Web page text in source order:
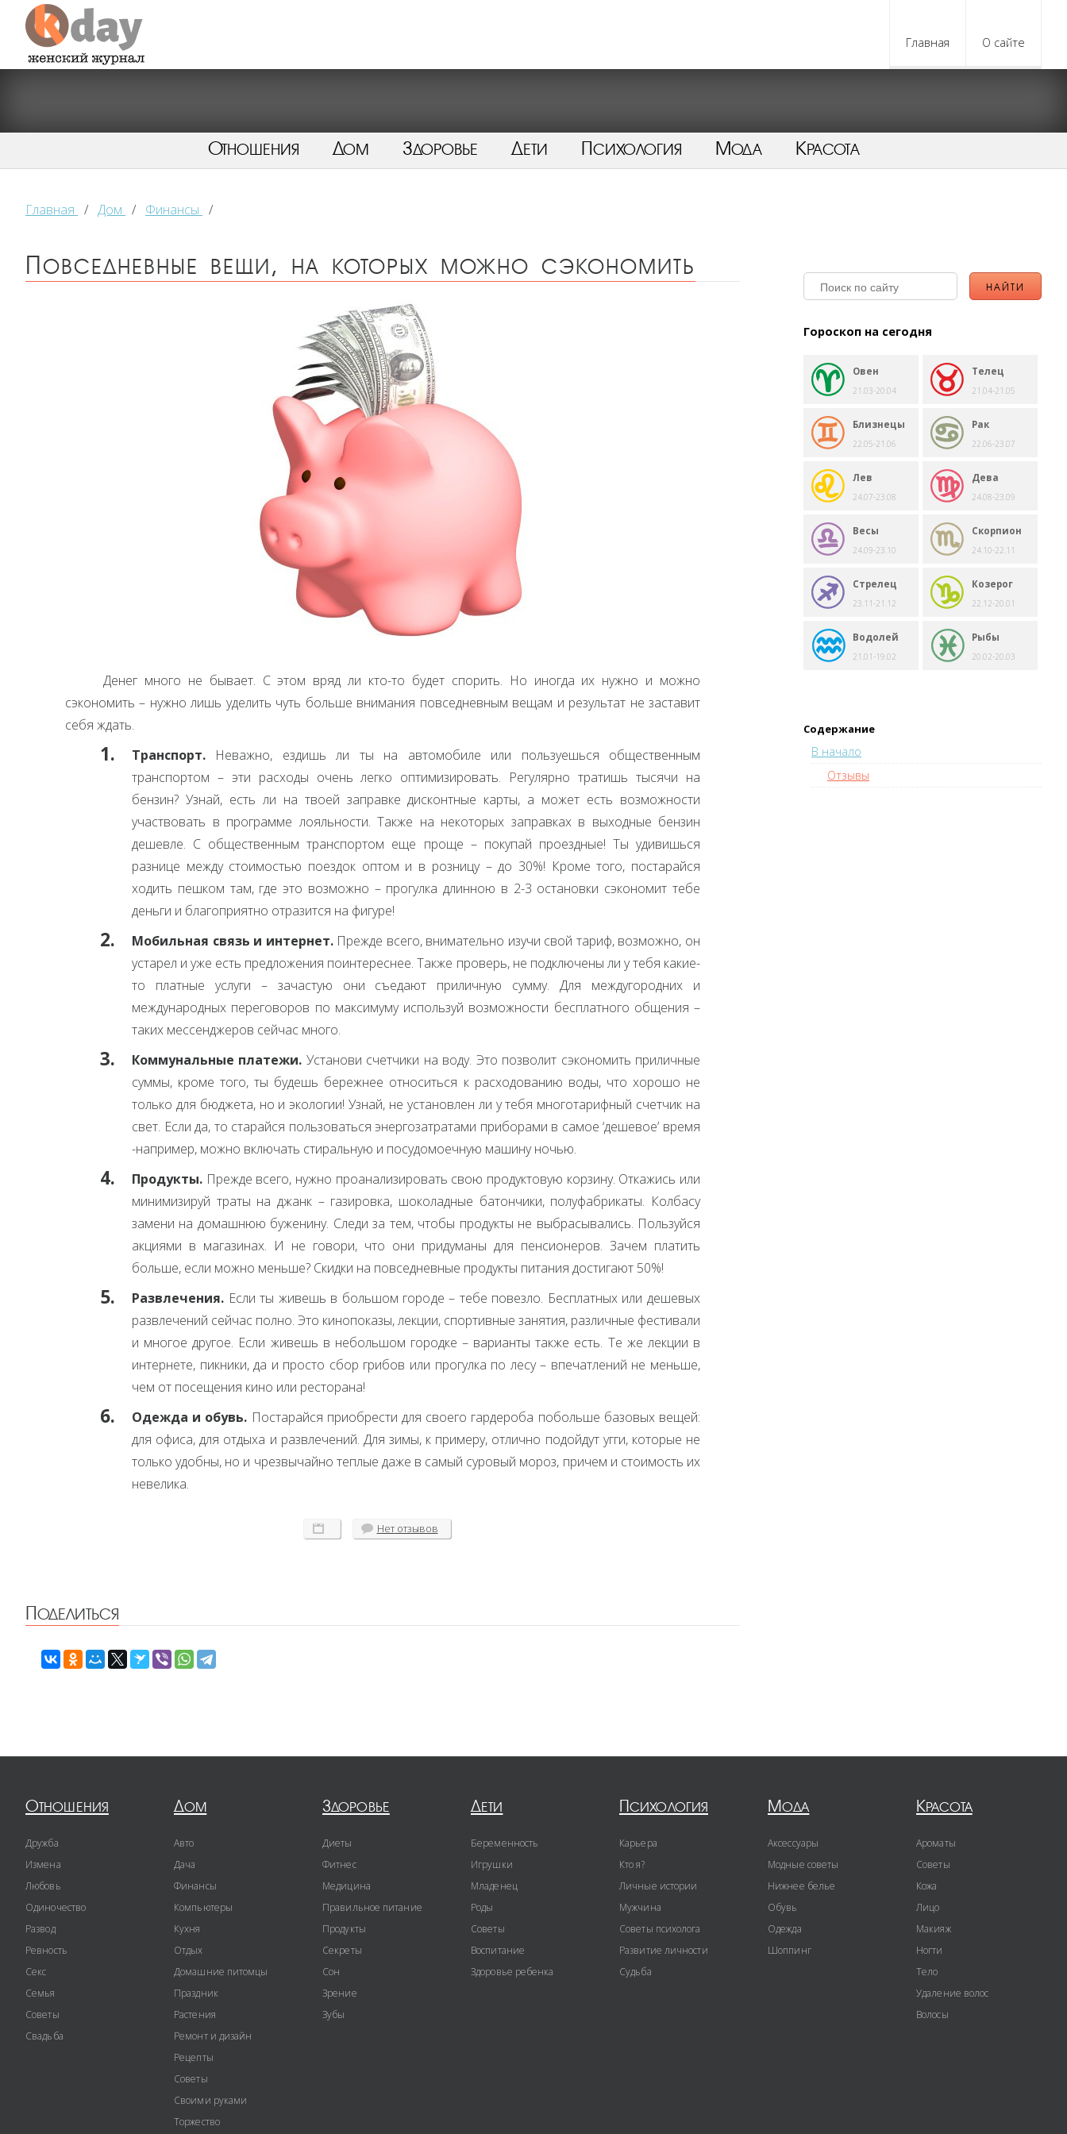
Главная О сайте
Отношения Дом Здоровье Дети Психология Мода Красота
Главная / Дом / Финансы /
Повседневные вещи, на которых можно сэкономить
Денег много не бывает. С этом вряд ли кто-то будет спорить. Но иногда их нужно и можно
сэкономить – нужно лишь уделить чуть больше внимания повседневным вещам и результат не заставит
себя ждать.
Транспорт. Неважно, ездишь ли ты на автомобиле или пользуешься общественным
транспортом – эти расходы очень легко оптимизировать. Регулярно тратишь тысячи на
бензин? Узнай, есть ли на твоей заправке дисконтные карты, а может есть возможности
участвовать в программе лояльности. Также на некоторых заправках в выходные бензин
дешевле. С общественным транспортом еще проще – покупай проездные! Ты удивишься
разнице между стоимостью поездок оптом и в розницу – до 30%! Кроме того, постарайся
ходить пешком там, где это возможно – прогулка длинною в 2-3 остановки сэкономит тебе
деньги и благоприятно отразится на фигуре!
Мобильная связь и интернет.Прежде всего, внимательно изучи свой тариф, возможно, он
устарел и уже есть предложения поинтереснее. Также проверь, не подключены ли у тебя какие-
то платные услуги – зачастую они съедают приличную сумму. Для междугородних и
международных переговоров по максимуму используй возможности бесплатного общения –
таких мессенджеров сейчас много.
Коммунальные платежи. Установи счетчики на воду. Это позволит сэкономить приличные
суммы, кроме того, ты будешь бережнее относиться к расходованию воды, что хорошо не
только для бюджета, но и экологии! Узнай, не установлен ли у тебя многотарифный счетчик на
свет. Если да, то старайся пользоваться энергозатратами приборами в самое ‘дешевое’ время
-например, можно включать стиральную и посудомоечную машину ночью.
Продукты. Прежде всего, нужно проанализировать свою продуктовую корзину. Откажись или
минимизируй траты на джанк – газировка, шоколадные батончики, полуфабрикаты. Колбасу
замени на домашнюю буженину. Следи за тем, чтобы продукты не выбрасывались. Пользуйся
акциями в магазинах. И не говори, что они придуманы для пенсионеров. Зачем платить
больше, если можно меньше? Скидки на повседневные продукты питания достигают 50%!
Развлечения. Если ты живешь в большом городе – тебе повезло. Бесплатных или дешевых
развлечений сейчас полно. Это кинопоказы, лекции, спортивные занятия, различные фестивали
и многое другое. Если живешь в небольшом городке – варианты также есть. Те же лекции в
интернете, пикники, да и просто сбор грибов или прогулка по лесу – впечатлений не меньше,
чем от посещения кино или ресторана!
Одежда и обувь. Постарайся приобрести для своего гардероба побольше базовых вещей:
для офиса, для отдыха и развлечений. Для зимы, к примеру, отлично подойдут угги, которые не
только удобны, но и чрезвычайно теплые даже в самый суровый мороз, причем и стоимость их
невелика.
Нетотзывов
Поделиться
Гороскоп на сегодня
Овен
21.03-20.04
Телец
21.04-21.05
Близнецы
22.05-21.06
Рак
22.06-23.07
Лев
24.07-23.08
Дева
24.08-23.09
Весы
24.09-23.10
Скорпион
24.10-22.11
Стрелец
23.11-21.12
Козерог
22.12-20.01
Водолей
21.01-19.02
Рыбы
20.02-20.03
Содержание
В начало
Отзывы
Отношения
Дружба
Измена
Любовь
Одиночество
Развод
Ревность
Секс
Семья
Советы
Свадьба
Дом
Авто
Дача
Финансы
Компьютеры
Кухня
Отдых
Домашние питомцы
Праздник
Растения
Ремонт и дизайн
Рецепты
Советы
Своими руками
Торжество
Здоровье
Диеты
Фитнес
Медицина
Правильное питание
Продукты
Секреты
Сон
Зрение
Зубы
Дети
Беременность
Игрушки
Младенец
Роды
Советы
Воспитание
Здоровье ребенка
Психология
Карьера
Кто я?
Личные истории
Мужчина
Советы психолога
Развитие личности
Судьба
Мода
Аксессуары
Модные советы
Нижнее белье
Обувь
Одежда
Шоппинг
Красота
Ароматы
Советы
Кожа
Лицо
Макияж
Ногти
Тело
Удаление волос
Волосы